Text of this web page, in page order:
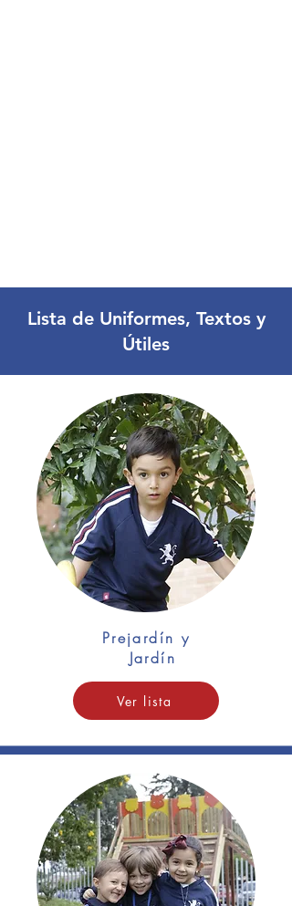
Lista de Uniformes, Textos y
Útiles
Prejardín y
Jardín
Ver lista